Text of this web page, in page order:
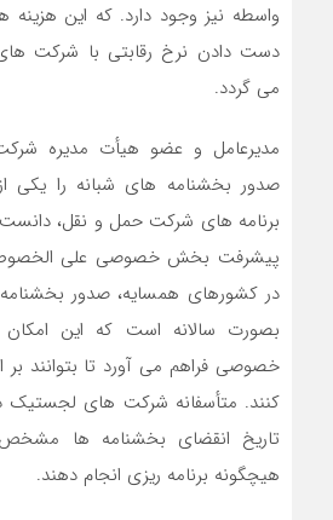
واسطه نیز وجود دارد. که این
دست دادن نرخ رقابتی با شرکت
می گردد.
مدیرعامل و عضو هیأت مدیره
صدور بخشنامه های شبانه را یکی
برنامه های شرکت حمل و نقل، دانست
پیشرفت بخش خصوصی علی
در کشورهای همسایه، صدور
بصورت سالانه است که این
خصوصی فراهم می آورد تا بتوانند
کنند. متأسفانه شرکت های لجستیک
تاریخ انقضای بخشنامه ها
هیچگونه برنامه ریزی انجام دهند.